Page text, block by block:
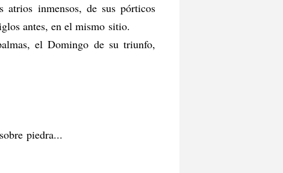
inmensos, de sus pórticos
antes, en el mismo sitio.
el Domingo de su triunfo,
piedra...